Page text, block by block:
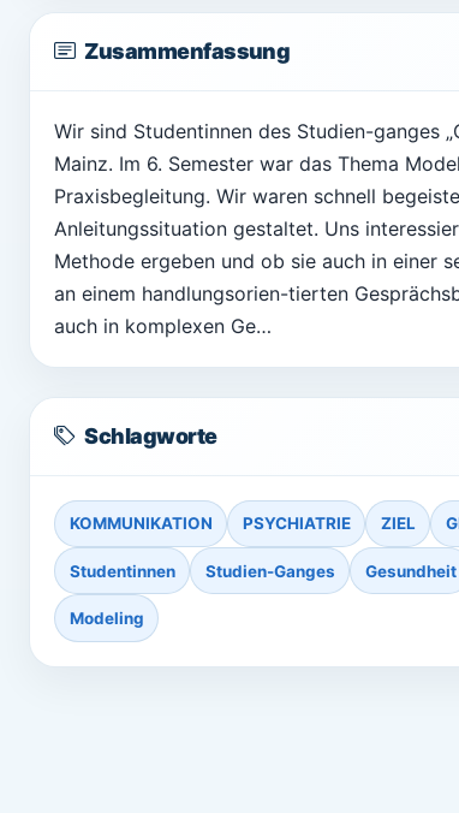
Zusammenfassung
Wir sind Studentinnen des Studien-ganges
Mainz. Im 6. Semester war das Thema
Praxisbegleitung. Wir waren schnell
Anleitungssituation gestaltet. Uns
Methode ergeben und ob sie auch in einer
an einem handlungsorien-tierten
auch in komplexen Ge…
Schlagworte
KOMMUNIKATION PSYCHIATRIE ZIEL
Studentinnen Studien-Ganges Gesundheit
Modeling